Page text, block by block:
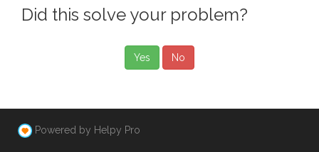
Did this solve your problem?
Yes No
Powered by Helpy Pro